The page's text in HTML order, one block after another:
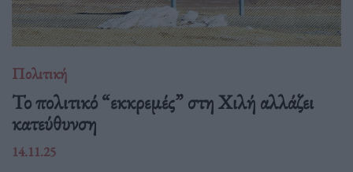
Πολιτική
Το πολιτικό “εκκρεμές” στη Χιλή αλλάζει
κατεύθυνση
14.11.25